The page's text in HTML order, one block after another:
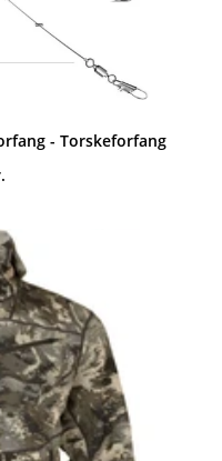
- Torskeforfang